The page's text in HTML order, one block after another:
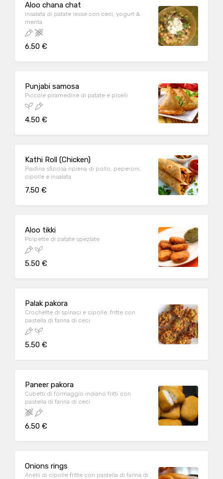
Aloo chana chat
Insalata di patate lesse con ceci, yogurt &
menta
6.50 €
Punjabi samosa
Piccole piramedine di patate e piselli
4.50 €
Kathi Roll (Chicken)
Piadina sfiziosa ripiena di pollo, peperoni,
cipolle e insalata
7.50 €
Aloo tikki
Polpette di patate speziate
5.50 €
Palak pakora
Crochette di spinaci e cipolle. fritte con
pastella di farina di ceci
5.50 €
Paneer pakora
Cubetti di formaggio indiano fritti con
pastella di farina di ceci
6.50 €
Onions rings
Anelli di cipolle fritte con pastella di farina di